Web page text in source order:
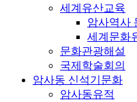
세계유산교육
암사역사
세계문화
문화관광해설
국제학술회의
암사동 신석기문화
암사동유적